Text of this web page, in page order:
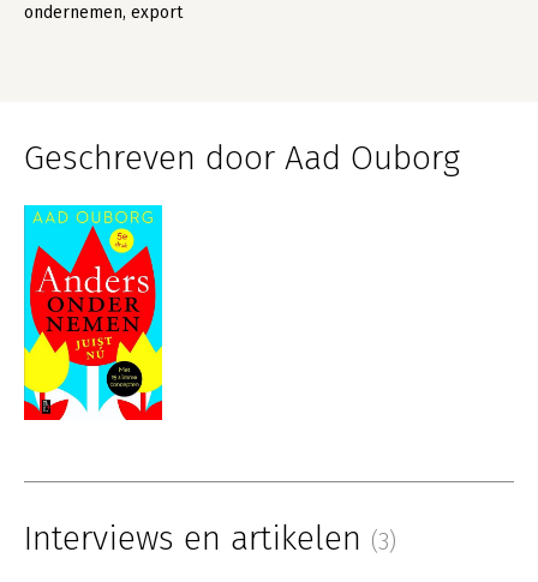
ondernemen, export
Geschreven door Aad Ouborg
Interviews en artikelen (3)